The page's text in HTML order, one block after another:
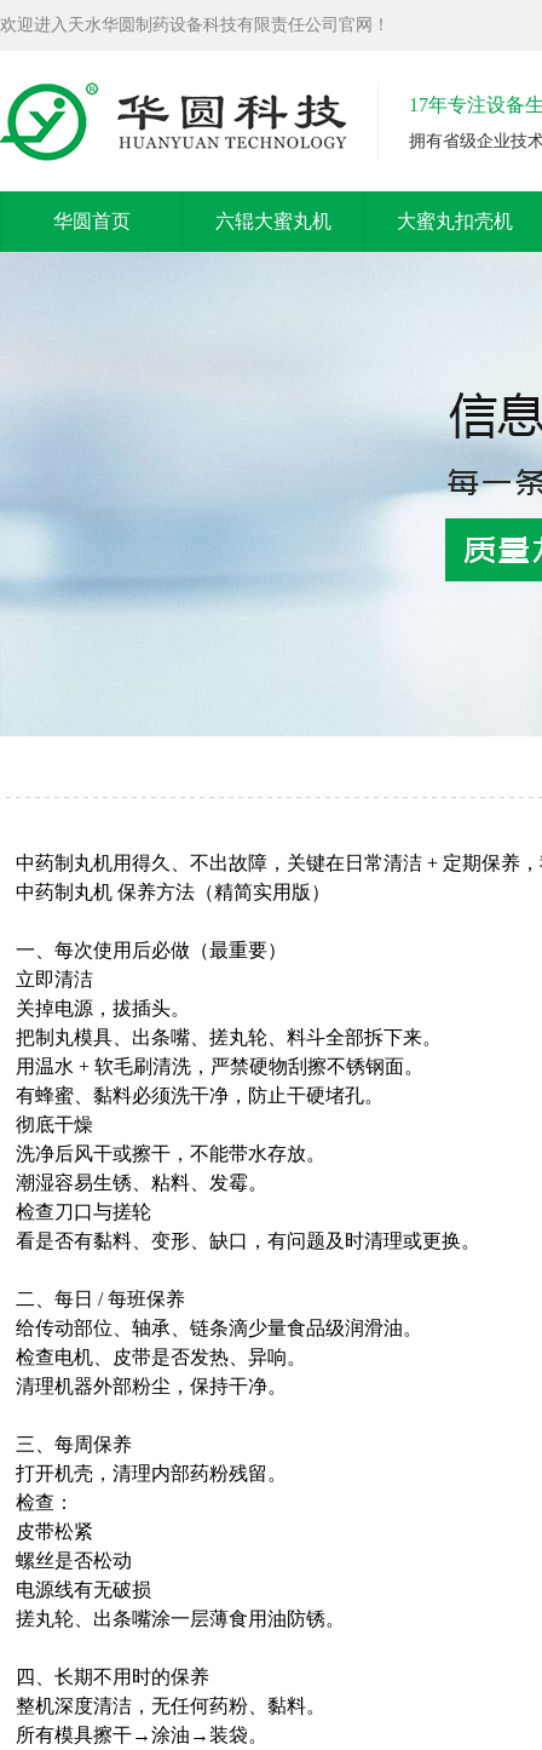
欢迎进入天水华圆制药设备科技有限责任公司官网！
17年专注设备
拥有省级企业技
华圆首页 六辊大蜜丸机 大蜜丸扣壳机
中药制丸机用得久、不出故障，关键在日常清洁 + 定期保养
中药制丸机 保养方法（精简实用版）
一、每次使用后必做（最重要）
立即清洁
关掉电源，拔插头。
把制丸模具、出条嘴、搓丸轮、料斗全部拆下来。
用温水 + 软毛刷清洗，严禁硬物刮擦不锈钢面。
有蜂蜜、黏料必须洗干净，防止干硬堵孔。
彻底干燥
洗净后风干或擦干，不能带水存放。
潮湿容易生锈、粘料、发霉。
检查刀口与搓轮
看是否有黏料、变形、缺口，有问题及时清理或更换。
二、每日 / 每班保养
给传动部位、轴承、链条滴少量食品级润滑油。
检查电机、皮带是否发热、异响。
清理机器外部粉尘，保持干净。
三、每周保养
打开机壳，清理内部药粉残留。
检查：
皮带松紧
螺丝是否松动
电源线有无破损
搓丸轮、出条嘴涂一层薄食用油防锈。
四、长期不用时的保养
整机深度清洁，无任何药粉、黏料。
所有模具擦干→涂油→装袋。